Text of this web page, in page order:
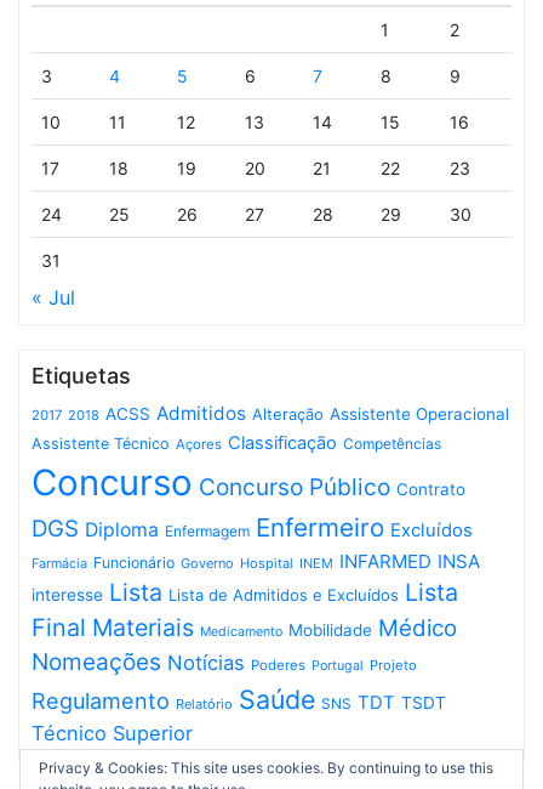
1 2
3 4 5 6 7 8 9
10 11 12 13 14 15 16
17 18 19 20 21 22 23
24 25 26 27 28 29 30
31
« Jul
Etiquetas
2017 2018 ACSS Admitidos Alteração Assistente Operacional
Assistente Técnico Açores Classificação Competências
Concurso Concurso Público Contrato
DGS Diploma Enfermagem Enfermeiro Excluídos
Farmácia Funcionário Governo Hospital INEM INFARMED INSA
interesse Lista Lista de Admitidos e Excluídos Lista
Final Materiais Medicamento Mobilidade Médico
Nomeações Notícias Poderes Portugal Projeto
Regulamento Relatório Saúde SNS TDT TSDT
Técnico Superior
Privacy & Cookies: This site uses cookies. By continuing to use this